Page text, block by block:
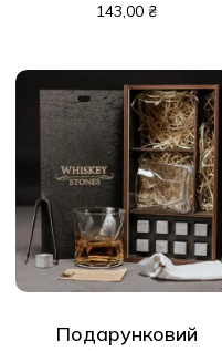
143,00 ₴
Подарунковий